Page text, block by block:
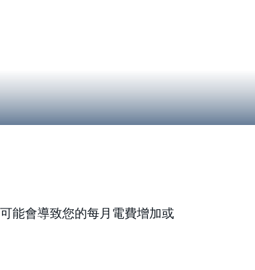
能會導致您的每月電費增加或